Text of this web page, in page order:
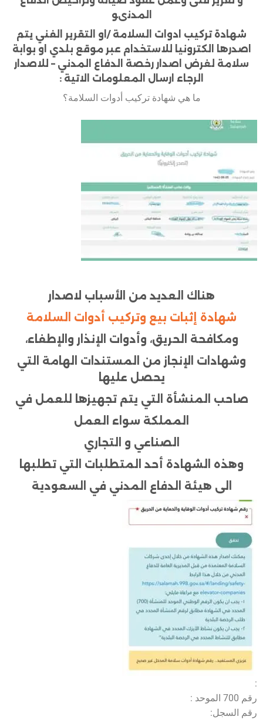
المدنىو
شهادة تركيب ادوات السلامة /او التقرير الفني يتم
اصدرها الكترونيا للاستخدام عبر موقع بلدي او بوابة
سلامة لغرض اصدار رخصة الدفاع المدني – للاصدار
الرجاء ارسال المعلومات الاتية :
ما هي شهادة تركيب أدوات السلامة؟
هناك العديد من الأسباب لاصدار
شهادة إثبات بيع وتركيب أدوات السلامة
ومكافحة الحريق، وأدوات الإنذار والإطفاء،
وشهادات الإنجاز من المستندات الهامة التي
يحصل عليها
صاحب المنشأة التي يتم تجهيزها للعمل في
المملكة سواء العمل
الصناعي و التجاري
وهذه
الشهادة أحد المتطلبات التي تطلبها
الى هيئة الدفاع المدني في
السعودية
:
رقم 700 الموحد :
رقم السجل: